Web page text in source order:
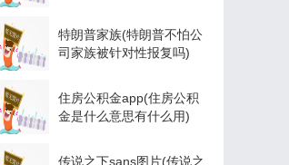
特朗普家族(特朗普不怕公
司家族被针对性报复吗)
住房公积金app(住房公积
金是什么意思有什么用)
传说之下sans图片(传说之